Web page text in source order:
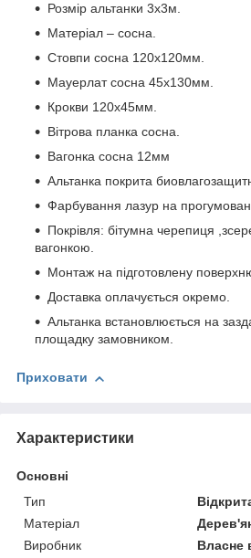
Розмір альтанки 3х3м.
Матеріал – сосна.
Стовпи сосна 120х120мм.
Мауерлат сосна 45х130мм.
Крокви 120х45мм.
Вітрова планка сосна.
Вагонка сосна 12мм
Альтанка покрита
Фарбування лазур на
Покрівля: бітумна черепиця
вагонкою.
Монтаж на підготовлену
Доставка оплачується окремо.
Альтанка встановлюється на
площадку замовником.
Приховати
Характеристики
Основні
Тип
Матеріал
Виробник
Власне